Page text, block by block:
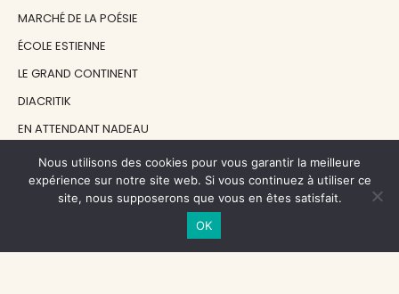
MARCHÉ DE LA POÉSIE
ÉCOLE ESTIENNE
LE GRAND CONTINENT
DIACRITIK
EN ATTENDANT NADEAU
NOS SOUTIENS
Nous utilisons des cookies pour vous garantir la meilleure
expérience sur notre site web. Si vous continuez à utiliser ce
site, nous supposerons que vous en êtes satisfait.
OK